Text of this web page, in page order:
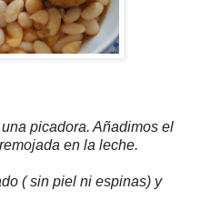
picadora. Añadimos el
en la leche.
( sin piel ni espinas) y